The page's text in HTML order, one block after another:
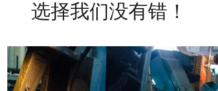
选择我们没有错！